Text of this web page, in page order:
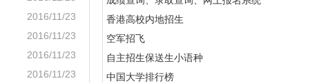
2016/11/23
2016/11/23
2016/11/23
2016/11/23
香港高校内地招生
空军招飞
自主招生保送生小语种
中国大学排行榜